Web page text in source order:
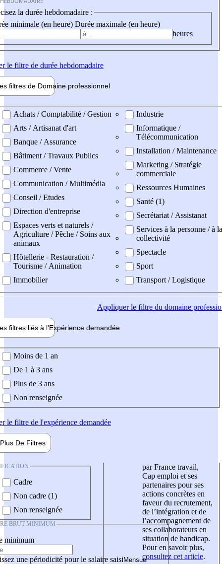
la durée hebdomadaire :
minimale (en heure) Durée maximale (en heure)
heures
le filtre de durée hebdomadaire
filtres de Domaine professionnel
professionel
Achats / Comptabilité / Gestion
Arts / Artisanat d'art
Banque / Assurance
Bâtiment / Travaux Publics
Commerce / Vente
Communication / Multimédia
Conseil / Etudes
Direction d'entreprise
Espaces verts et naturels /
Agriculture / Pêche / Soins aux
animaux
Hôtellerie - Restauration /
Tourisme / Animation
Immobilier
Industrie
Informatique /
Télécommunication
Installation / Maintenance
Marketing / Stratégie
commerciale
Ressources Humaines
Santé (1)
Secrétariat / Assistanat
Services à la personne / à la
collectivité
Spectacle
Sport
Transport / Logistique
Appliquerle filtre du domaine
filtres liés à l'Expérience demandée
demandée
Moins de 1 an
De 1 à 3 ans
Plus de 3 ans
Non renseignée
le filtre de l'expérience demandée
Plus De Filtres
Cadre
Non cadre (1)
Non renseignée
BRUT MINIMUM
minimum
une périodicité pour le salaire saisi
par France travail,
Cap emploi et ses
partenaires pour ses
actions concrètes en
faveur du recrutement,
de l’intégration et de
l’accompagnement de
ses collaborateurs en
situation de handicap.
Pour en savoir plus,
consultez cet article.